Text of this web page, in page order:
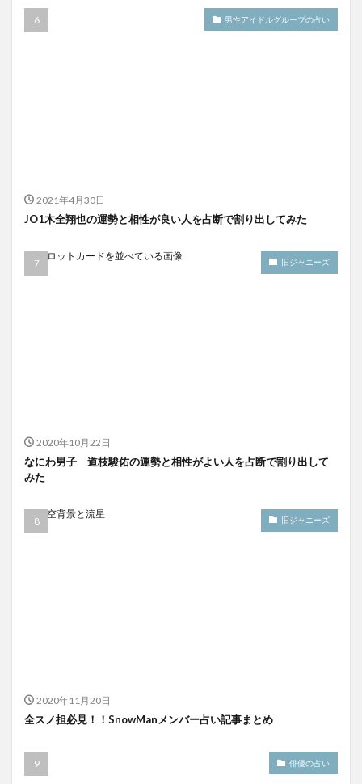
男性アイドルグループの占い
2021年4月30日
JO1木全翔也の運勢と相性が良い人を占断で割り出してみた
旧ジャニーズ
2020年10月22日
なにわ男子 道枝駿佑の運勢と相性がよい人を占断で割り出して
みた
旧ジャニーズ
2020年11月20日
全スノ担必見！！SnowManメンバー占い記事まとめ
俳優の占い